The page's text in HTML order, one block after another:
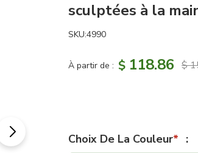
sculptées à la
SKU:4990
À partir de : $ 118.86 $
Choix De La Couleur* :